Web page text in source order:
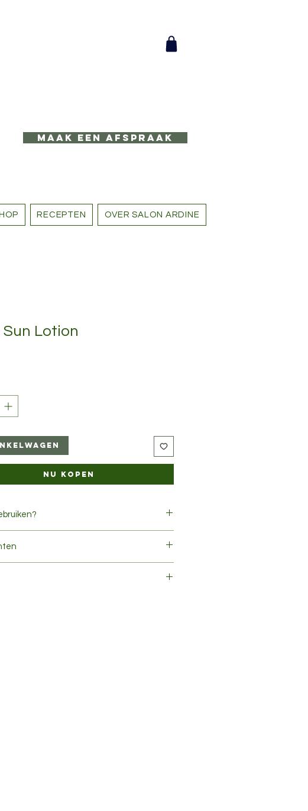
Maak een afspraak
RECEPTEN OVER SALON ARDINE
Lotion
Nu kopen
De lotion wordt snel opgenomen door je
Glycerin, Prunus Amygdalus Dulcis Oil,